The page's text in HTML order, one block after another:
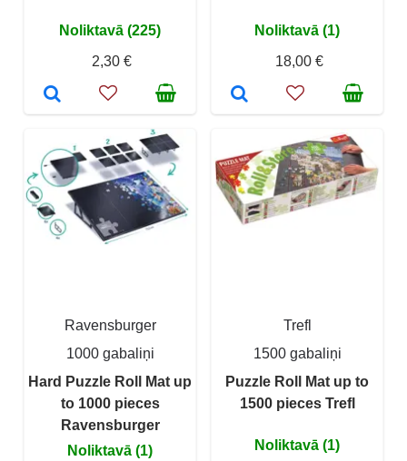
Noliktavā (225)
2,30 €
Noliktavā (1)
18,00 €
Ravensburger
1000 gabaliņi
Hard Puzzle Roll Mat up
to 1000 pieces
Ravensburger
Noliktavā (1)
Trefl
1500 gabaliņi
Puzzle Roll Mat up to
1500 pieces Trefl
Noliktavā (1)